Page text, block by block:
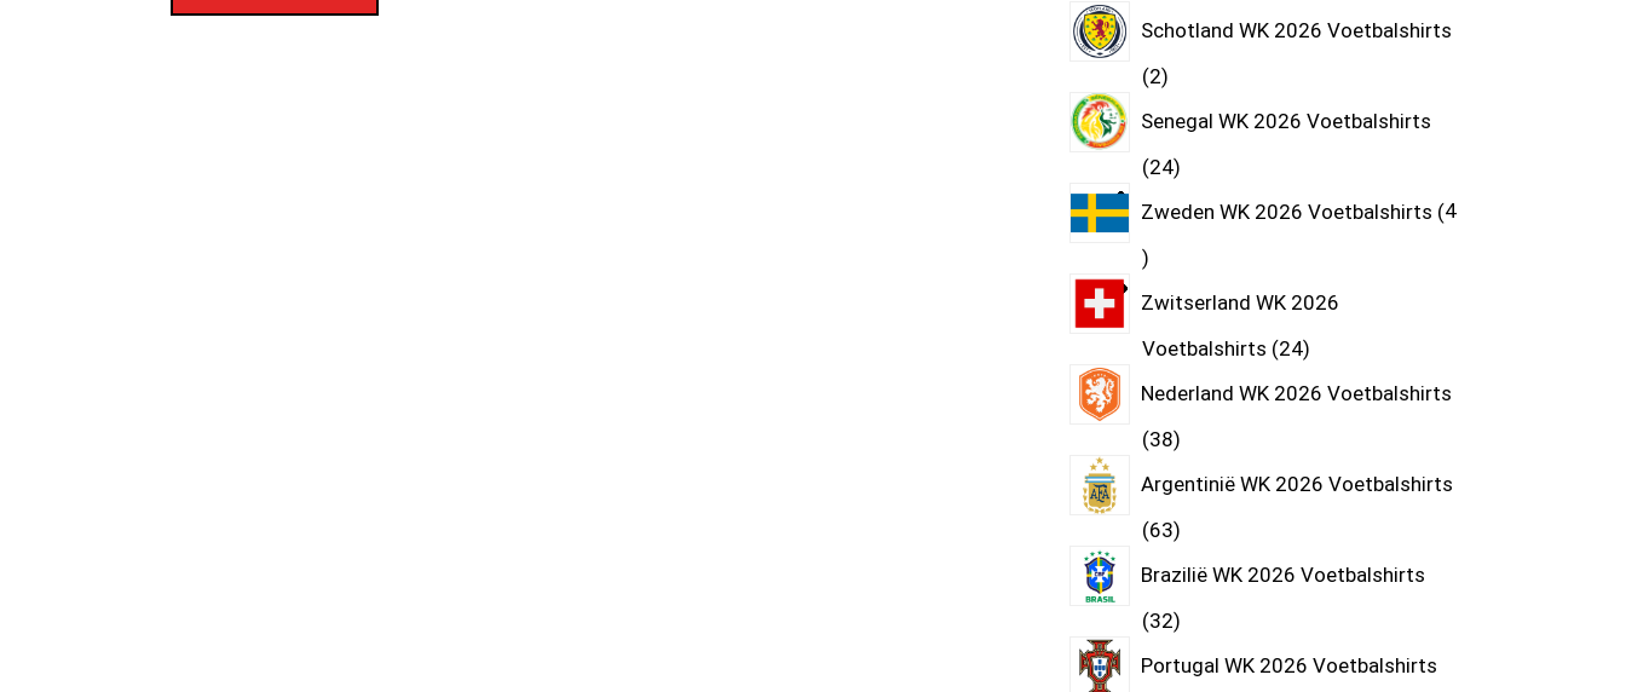
Schotland WK 2026 Voetbalshirts
2
Senegal WK 2026 Voetbalshirts
24
Zweden WK 2026 Voetbalshirts 4
Zwitserland WK 2026
Voetbalshirts 24
Nederland WK 2026 Voetbalshirts
38
Argentinië WK 2026 Voetbalshirts
63
Brazilië WK 2026 Voetbalshirts
32
Portugal WK 2026 Voetbalshirts